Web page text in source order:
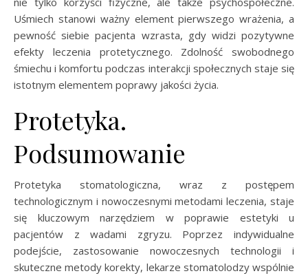
Uśmiech stanowi ważny element pierwszego wrażenia, a
pewność siebie pacjenta wzrasta, gdy widzi pozytywne
efekty leczenia protetycznego. Zdolność swobodnego
śmiechu i komfortu podczas interakcji społecznych staje się
istotnym elementem poprawy jakości życia.
Protetyka.
Podsumowanie
Protetyka stomatologiczna, wraz z postępem
technologicznym i nowoczesnymi metodami leczenia, staje
się kluczowym narzędziem w poprawie estetyki u
pacjentów z wadami zgryzu. Poprzez indywidualne
podejście, zastosowanie nowoczesnych technologii i
skuteczne metody korekty, lekarze stomatolodzy wspólnie